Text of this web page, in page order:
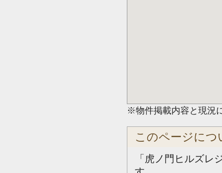
※物件掲載内容と現況
このページにつ
「虎ノ門ヒルズレ